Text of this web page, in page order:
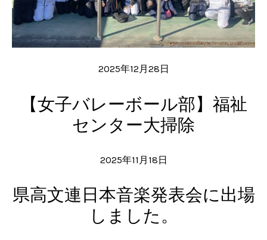
2025年12月28日
【女子バレーボール部】福祉
センター大掃除
2025年11月18日
県高文連日本音楽発表会に出場
しました。